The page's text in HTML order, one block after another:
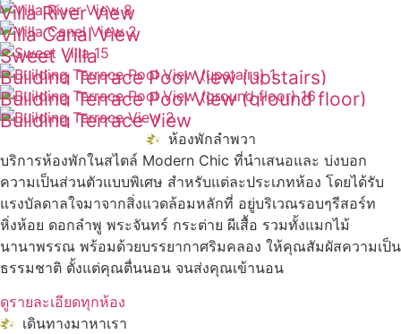
Villa River View
ดูเพิ่มเติม
Villa Canal View
ดูเพิ่มเติม
Sweet Villa
ดูเพิ่มเติม
Building Terrace Pool View (upstairs)
ดูเพิ่มเติม
Building Terrace Pool View (ground floor)
ดูเพิ่มเติม
Building Terrace View
ห้องพักลำพวา
บริการห้องพักในสไตล์ Modern Chic ที่นำเสนอและ บ่งบอก
ความเป็นส่วนตัวแบบพิเศษ สำหรับแต่ละประเภทห้อง โดยได้รับ
แรงบัลดาลใจมาจากสิ่งแวดล้อมหลักที่ อยู่บริเวณรอบๆรีสอร์ท
หิ่งห้อย ดอกลำพู พระจันทร์ กระต่าย ผีเสื้อ รวมทั้งแมกไม้
นานาพรรณ พร้อมด้วยบรรยากาศริมคลอง ให้คุณสัมผัสความเป็น
ธรรมชาติ ตั้งแต่คุณตื่นนอน จนส่งคุณเข้านอน
ดูรายละเอียดทุกห้อง
เดินทางมาหาเรา